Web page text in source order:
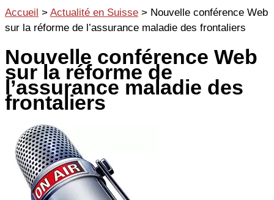
Aller
au
Accueil > Actualité en Suisse > Nouvelle conférence Web
sur la réforme de l’assurance maladie des frontaliers
Nouvelle conférence Web
sur la réforme de
l’assurance maladie des
frontaliers